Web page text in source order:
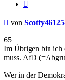
Beitrag
von
65
Im Übrigen bin ich
muss. AfD
Wer in der